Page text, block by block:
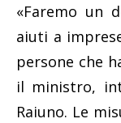
«Faremo un
aiuti a
persone che
il ministro,
Raiuno. Le